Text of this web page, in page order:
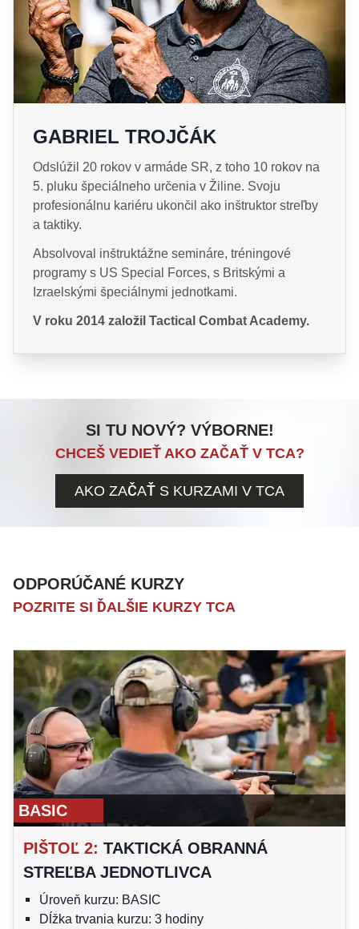
GABRIEL TROJČÁK
Odslúžil 20 rokov v armáde SR, z toho 10 rokov na
5. pluku špeciálneho určenia v Žiline. Svoju
profesionálnu kariéru ukončil ako inštruktor streľby
a taktiky.
Absolvoval inštruktážne semináre, tréningové
programy s US Special Forces, s Britskými a
Izraelskými špeciálnymi jednotkami.
V roku 2014 založil Tactical Combat Academy.
SI TU NOVÝ? VÝBORNE!
CHCEŠ VEDIEŤ AKO ZAČAŤ V TCA?
AKO ZAČAŤ S KURZAMI V TCA
ODPORÚČANÉ KURZY
POZRITE SI ĎALŠIE KURZY TCA
BASIC
PIŠTOĽ 2: TAKTICKÁ OBRANNÁ
STREĽBA JEDNOTLIVCA
Úroveň kurzu: BASIC
Dĺžka trvania kurzu: 3 hodiny